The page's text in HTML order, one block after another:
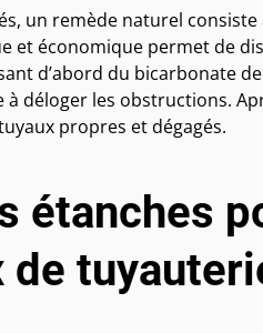
un remède naturel
et économique permet de
d’abord du bicarbonate
déloger les obstructions.
propres et dégagés.
étanches